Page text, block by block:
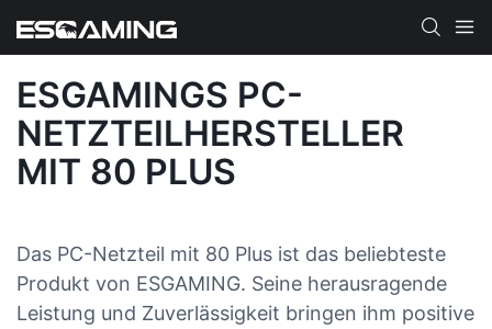
ESGAMINGS PC-
NETZTEILHERSTELLER
MIT 80 PLUS
Das PC-Netzteil mit 80 Plus ist das beliebteste
Produkt von ESGAMING. Seine herausragende
Leistung und Zuverlässigkeit bringen ihm positive